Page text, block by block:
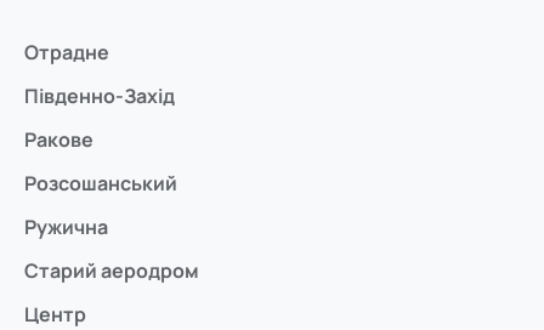
Отрадне
Південно-Захід
Ракове
Розсошанський
Ружична
Старий аеродром
Центр